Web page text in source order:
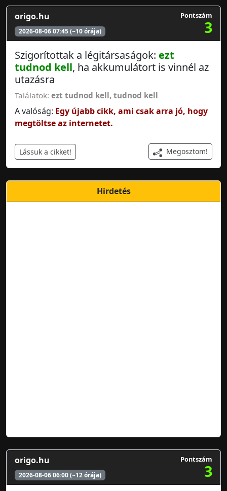
origo.hu
2026-08-06 07:45 (~10 órája)
Pontszám
3
Szigorítottak a légitársaságok: ezt
tudnod kell, ha akkumulátort is vinnél az
utazásra
Találatok: ezt tudnod kell, tudnod kell
A valóság: Egy újabb cikk, ami csak arra jó, hogy
megtöltse az internetet.
Lássuk a cikket! Megosztom!
Hirdetés
origo.hu
2026-08-06 06:00 (~12 órája)
Pontszám
3